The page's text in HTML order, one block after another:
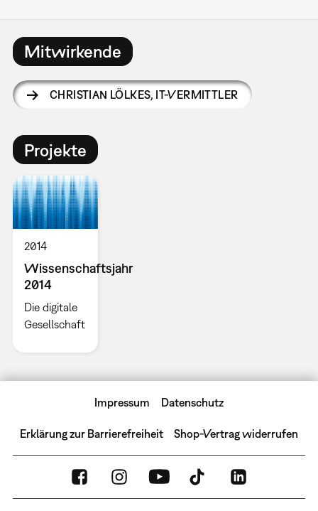
Mitwirkende
CHRISTIAN LÖLKES, IT-VERMITTLER
Projekte
2014
Wissenschaftsjahr
2014
Die digitale
Gesellschaft
Impressum Datenschutz
Erklärung zur Barrierefreiheit Shop-Vertrag widerrufen